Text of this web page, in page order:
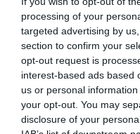
processing of your
targeted advertising by
section to confirm your
opt-out request is
interest-based ads based
us or personal
your opt-out. You may
disclosure of your
Visszatart
Daimler…